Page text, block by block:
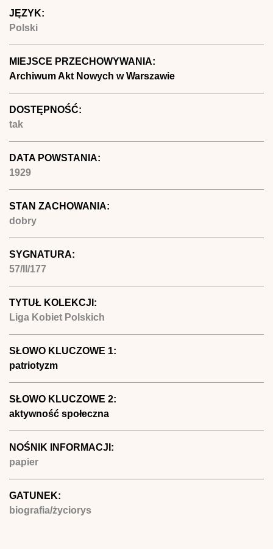
JĘZYK:
Polski
MIEJSCE PRZECHOWYWANIA:
Archiwum Akt Nowych w Warszawie
DOSTĘPNOŚĆ:
tak
DATA POWSTANIA:
1929
STAN ZACHOWANIA:
dobry
SYGNATURA:
57/II/177
TYTUŁ KOLEKCJI:
Liga Kobiet Polskich
SŁOWO KLUCZOWE 1:
patriotyzm
SŁOWO KLUCZOWE 2:
aktywność społeczna
NOŚNIK INFORMACJI:
papier
GATUNEK:
biografia/życiorys